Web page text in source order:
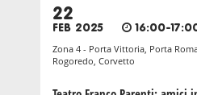
22
FEB 2025 16:00-
Zona 4 - Porta Vittoria, Porta
Rogoredo, Corvetto